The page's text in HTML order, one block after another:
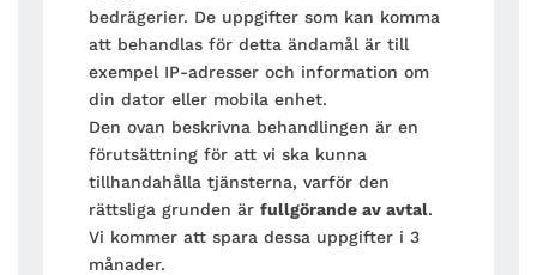
bedrägerier. De uppgifter som kan komma
att behandlas för detta ändamål är till
exempel IP-adresser och information om
din dator eller mobila enhet.
Den ovan beskrivna behandlingen är en
förutsättning för att vi ska kunna
tillhandahålla tjänsterna, varför den
rättsliga grunden är fullgörande av avtal.
Vi kommer att spara dessa uppgifter i 3
månader.